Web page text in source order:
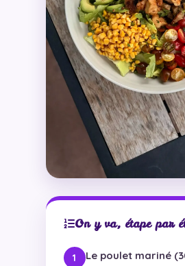
On y va, étape par
Le poulet mariné